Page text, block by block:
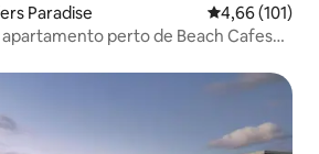
Paradise 4,66 de uma
4,66 (101)
perto de Beach Cafes